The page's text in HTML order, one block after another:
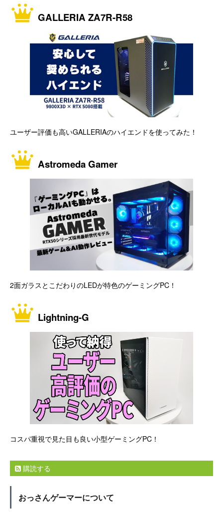
GALLERIA ZA7R-R58
ユーザー評価も高いGALLERIAのハイエンドを使ってみた！
Astromeda Gamer
2面ガラスとこだわりのLEDが特色のゲーミングPC！
Lightning-G
コスパ重視で見た目も良い小型ゲーミングPC！
購読する
おっさんゲーマーについて